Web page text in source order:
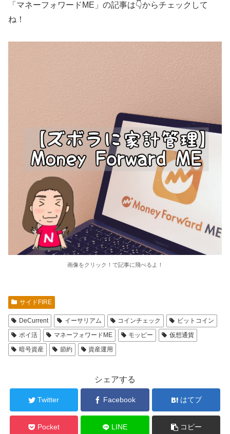
「マネーフォワードME」の記事は👇からチェックして
ね！
画像をクリック！で記事に飛べるよ！
サイドFIRE
DeCurrent イーサリアム コインチェック
ビットコイン
ポイ活
マネーフォワードME モッピー
仮想通貨
暗号資産
節約 資産運用
シェアする
Twitter Facebook はてブ
Pocket LINE コピー